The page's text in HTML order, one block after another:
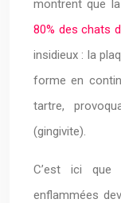
montrent que
80% des chats
insidieux : la
forme en
tartre,
(gingivite).
C’est ici que
enflammées